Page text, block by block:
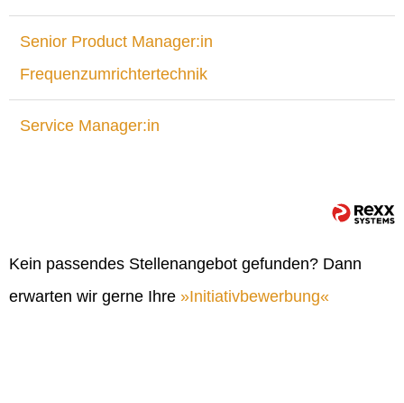
Senior Product Manager:in
Frequenzumrichtertechnik
Service Manager:in
Kein passendes Stellenangebot gefunden? Dann
erwarten wir gerne Ihre
Initiativbewerbung